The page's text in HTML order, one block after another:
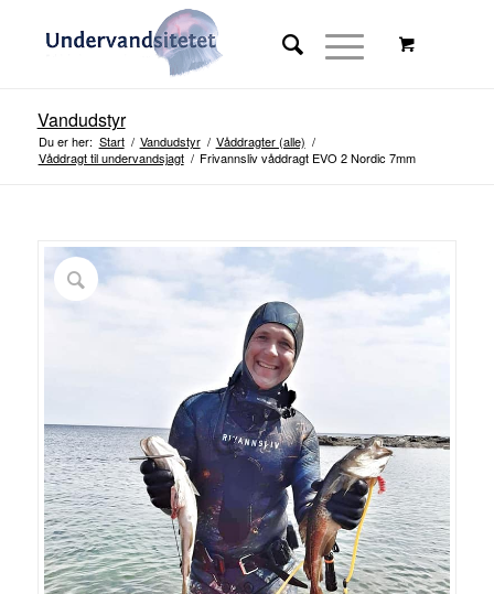
Vandudstyr
Du er her: Start / Vandudstyr / Våddragter (alle) /
Våddragt til undervandsjagt / Frivannsliv våddragt EVO 2 Nordic 7mm